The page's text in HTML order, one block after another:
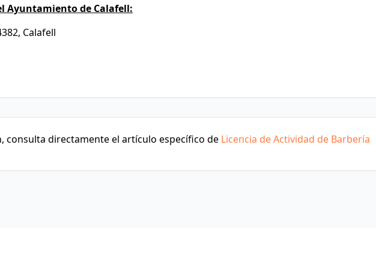
Ayuntamiento de Calafell:
Calafell
consulta directamente el artículo específico de Licencia de Actividad de Barbería